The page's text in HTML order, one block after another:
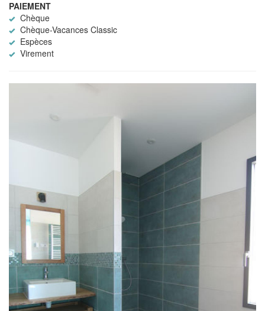
PAIEMENT
Chèque
Chèque-Vacances Classic
Espèces
Virement